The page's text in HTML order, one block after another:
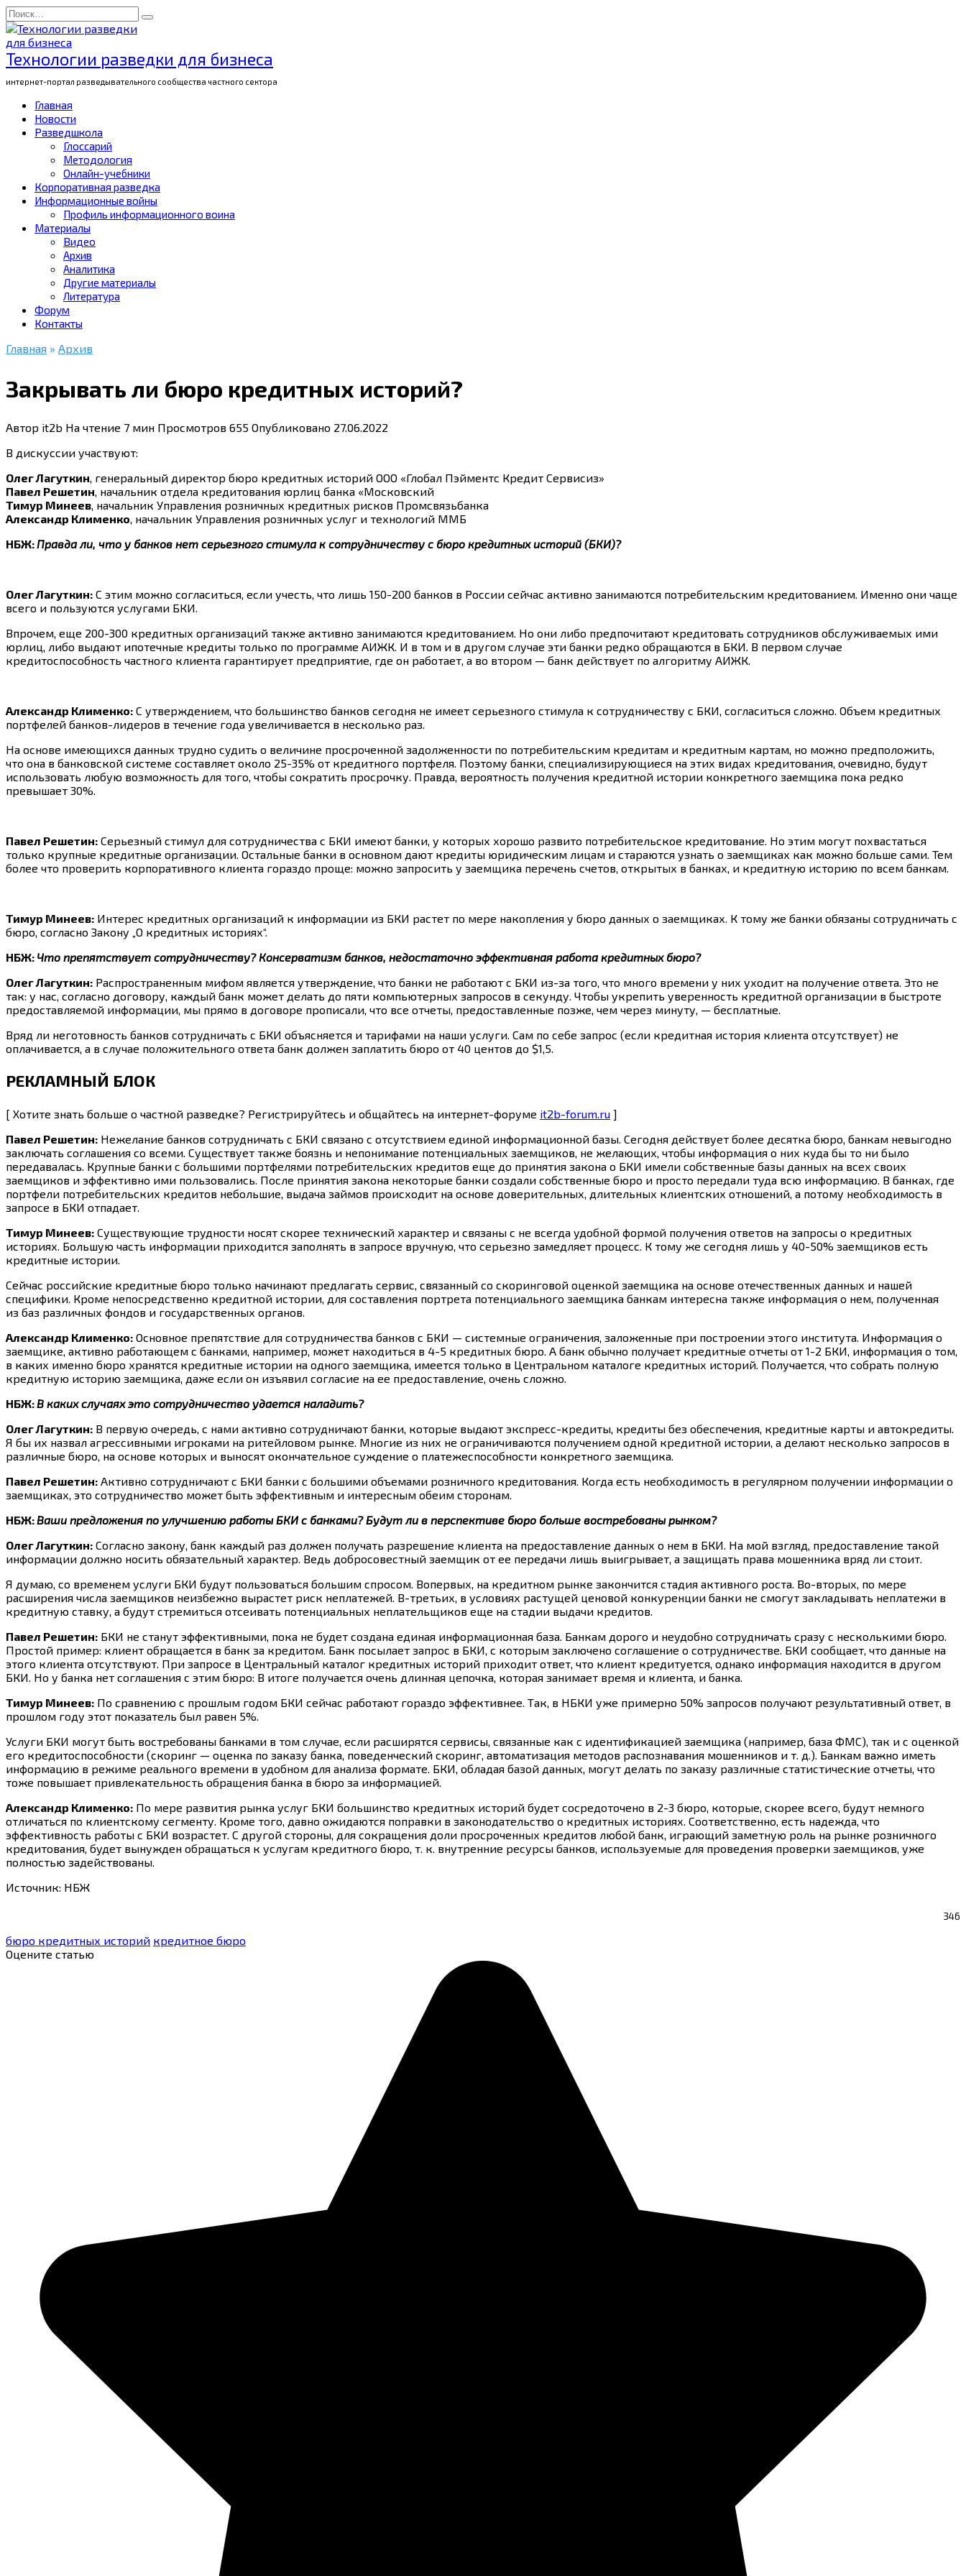
Перейти
к
содержанию
Search
for:
Технологии разведки для бизнеса
интернет-портал разведывательного сообщества частного сектора
Главная
Новости
Разведшкола
Глоссарий
Методология
Онлайн-учебники
Корпоративная разведка
Информационные войны
Профиль информационного воина
Материалы
Видео
Архив
Аналитика
Другие материалы
Литература
Форум
Контакты
Главная » Архив
Закрывать ли бюро кредитных историй?
Автор it2b На чтение 7 мин Просмотров 655 Опубликовано 27.06.2022
В дискуссии участвуют:
Олег Лагуткин, генеральный директор бюро кредитных историй ООО «Глобал Пэйментс Кредит Сервисиз»
Павел Решетин, начальник отдела кредитования юрлиц банка «Московский
Тимур Минеев, начальник Управления розничных кредитных рисков Промсвязьбанка
Александр Клименко, начальник Управления розничных услуг и технологий ММБ
НБЖ:Правда ли, что у банков нет серьезного стимула к сотрудничеству с бюро кредитных историй (БКИ)?
Олег Лагуткин: С этим можно согласиться, если учесть, что лишь 150-200 банков в России сейчас активно занимаются потребительским кредитованием. Именно они чаще
всего и пользуются услугами БКИ.
Впрочем, еще 200-300 кредитных организаций также активно занимаются кредитованием. Но они либо предпочитают кредитовать сотрудников обслуживаемых ими
юрлиц, либо выдают ипотечные кредиты только по программе АИЖК. И в том и в другом случае эти банки редко обращаются в БКИ. В первом случае
кредитоспособность частного клиента гарантирует предприятие, где он работает, а во втором — банк действует по алгоритму АИЖК.
Александр Клименко: С утверждением, что большинство банков сегодня не имеет серьезного стимула к сотрудничеству с БКИ, согласиться сложно. Объем кредитных
портфелей банков-лидеров в течение года увеличивается в несколько раз.
На основе имеющихся данных трудно судить о величине просроченной задолженности по потребительским кредитам и кредитным картам, но можно предположить,
что она в банковской системе составляет около 25-35% от кредитного портфеля. Поэтому банки, специализирующиеся на этих видах кредитования, очевидно, будут
использовать любую возможность для того, чтобы сократить просрочку. Правда, вероятность получения кредитной истории конкретного заемщика пока редко
превышает 30%.
Павел Решетин: Серьезный стимул для сотрудничества с БКИ имеют банки, у которых хорошо развито потребительское кредитование. Но этим могут похвастаться
только крупные кредитные организации. Остальные банки в основном дают кредиты юридическим лицам и стараются узнать о заемщиках как можно больше сами. Тем
более что проверить корпоративного клиента гораздо проще: можно запросить у заемщика перечень счетов, открытых в банках, и кредитную историю по всем банкам.
Тимур Минеев: Интерес кредитных организаций к информации из БКИ растет по мере накопления у бюро данных о заемщиках. К тому же банки обязаны сотрудничать с
бюро, согласно Закону „О кредитных историях“.
НБЖ: Что препятствует сотрудничеству? Консерватизм банков, недостаточно эффективная работа кредитных бюро?
Олег Лагуткин: Распространенным мифом является утверждение, что банки не работают с БКИ из-за того, что много времени у них уходит на получение ответа. Это не
так: у нас, согласно договору, каждый банк может делать до пяти компьютерных запросов в секунду. Чтобы укрепить уверенность кредитной организации в быстроте
предоставляемой информации, мы прямо в договоре прописали, что все отчеты, предоставленные позже, чем через минуту, — бесплатные.
Вряд ли неготовность банков сотрудничать с БКИ объясняется и тарифами на наши услуги. Сам по себе запрос (если кредитная история клиента отсутствует) не
оплачивается, а в случае положительного ответа банк должен заплатить бюро от 40 центов до $1,5.
РЕКЛАМНЫЙ БЛОК
[ Хотите знать больше о частной разведке? Регистрируйтесь и общайтесь на интернет-форуме it2b-forum.ru ]
Павел Решетин: Нежелание банков сотрудничать с БКИ связано с отсутствием единой информационной базы. Сегодня действует более десятка бюро, банкам невыгодно
заключать соглашения со всеми. Существует также боязнь и непонимание потенциальных заемщиков, не желающих, чтобы информация о них куда бы то ни было
передавалась. Крупные банки с большими портфелями потребительских кредитов еще до принятия закона о БКИ имели собственные базы данных на всех своих
заемщиков и эффективно ими пользовались. После принятия закона некоторые банки создали собственные бюро и просто передали туда всю информацию. В банках, где
портфели потребительских кредитов небольшие, выдача займов происходит на основе доверительных, длительных клиентских отношений, а потому необходимость в
запросе в БКИ отпадает.
Тимур Минеев: Существующие трудности носят скорее технический характер и связаны с не всегда удобной формой получения ответов на запросы о кредитных
историях. Большую часть информации приходится заполнять в запросе вручную, что серьезно замедляет процесс. К тому же сегодня лишь у 40-50% заемщиков есть
кредитные истории.
Сейчас российские кредитные бюро только начинают предлагать сервис, связанный со скоринговой оценкой заемщика на основе отечественных данных и нашей
специфики. Кроме непосредственно кредитной истории, для составления портрета потенциального заемщика банкам интересна также информация о нем, полученная
из баз различных фондов и государственных органов.
Александр Клименко: Основное препятствие для сотрудничества банков с БКИ — системные ограничения, заложенные при построении этого института. Информация о
заемщике, активно работающем с банками, например, может находиться в 4-5 кредитных бюро. А банк обычно получает кредитные отчеты от 1-2 БКИ, информация о том,
в каких именно бюро хранятся кредитные истории на одного заемщика, имеется только в Центральном каталоге кредитных историй. Получается, что собрать полную
кредитную историю заемщика, даже если он изъявил согласие на ее предоставление, очень сложно.
НБЖ:В каких случаях это сотрудничество удается наладить?
Олег Лагуткин: В первую очередь, с нами активно сотрудничают банки, которые выдают экспресс-кредиты, кредиты без обеспечения, кредитные карты и автокредиты.
Я бы их назвал агрессивными игроками на ритейловом рынке. Многие из них не ограничиваются получением одной кредитной истории, а делают несколько запросов в
различные бюро, на основе которых и выносят окончательное суждение о платежеспособности конкретного заемщика.
Павел Решетин: Активно сотрудничают с БКИ банки с большими объемами розничного кредитования. Когда есть необходимость в регулярном получении информации о
заемщиках, это сотрудничество может быть эффективным и интересным обеим сторонам.
НБЖ:Ваши предложения по улучшению работы БКИ с банками? Будут ли в перспективе бюро больше востребованы рынком?
Олег Лагуткин: Согласно закону, банк каждый раз должен получать разрешение клиента на предоставление данных о нем в БКИ. На мой взгляд, предоставление такой
информации должно носить обязательный характер. Ведь добросовестный заемщик от ее передачи лишь выигрывает, а защищать права мошенника вряд ли стоит.
Я думаю, со временем услуги БКИ будут пользоваться большим спросом. Вопервых, на кредитном рынке закончится стадия активного роста. Во-вторых, по мере
расширения числа заемщиков неизбежно вырастет риск неплатежей. В-третьих, в условиях растущей ценовой конкуренции банки не смогут закладывать неплатежи в
кредитную ставку, а будут стремиться отсеивать потенциальных неплательщиков еще на стадии выдачи кредитов.
Павел Решетин: БКИ не станут эффективными, пока не будет создана единая информационная база. Банкам дорого и неудобно сотрудничать сразу с несколькими бюро.
Простой пример: клиент обращается в банк за кредитом. Банк посылает запрос в БКИ, с которым заключено соглашение о сотрудничестве. БКИ сообщает, что данные на
этого клиента отсутствуют. При запросе в Центральный каталог кредитных историй приходит ответ, что клиент кредитуется, однако информация находится в другом
БКИ. Но у банка нет соглашения с этим бюро: В итоге получается очень длинная цепочка, которая занимает время и клиента, и банка.
Тимур Минеев: По сравнению с прошлым годом БКИ сейчас работают гораздо эффективнее. Так, в НБКИ уже примерно 50% запросов получают результативный ответ, в
прошлом году этот показатель был равен 5%.
Услуги БКИ могут быть востребованы банками в том случае, если расширятся сервисы, связанные как с идентификацией заемщика (например, база ФМС), так и с оценкой
его кредитоспособности (скоринг — оценка по заказу банка, поведенческий скоринг, автоматизация методов распознавания мошенников и т. д.). Банкам важно иметь
информацию в режиме реального времени в удобном для анализа формате. БКИ, обладая базой данных, могут делать по заказу различные статистические отчеты, что
тоже повышает привлекательность обращения банка в бюро за информацией.
Александр Клименко: По мере развития рынка услуг БКИ большинство кредитных историй будет сосредоточено в 2-3 бюро, которые, скорее всего, будут немного
отличаться по клиентскому сегменту. Кроме того, давно ожидаются поправки в законодательство о кредитных историях. Соответственно, есть надежда, что
эффективность работы с БКИ возрастет. С другой стороны, для сокращения доли просроченных кредитов любой банк, играющий заметную роль на рынке розничного
кредитования, будет вынужден обращаться к услугам кредитного бюро, т. к. внутренние ресурсы банков, используемые для проведения проверки заемщиков, уже
полностью задействованы.
Источник: НБЖ
346
бюро кредитных историй кредитное бюро
Оцените статью